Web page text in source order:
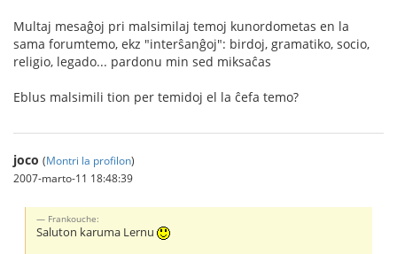
Multaj mesaĝoj pri malsimilaj temoj kunordometas en la
sama forumtemo, ekz "interŝanĝoj": birdoj, gramatiko, socio,
religio, legado... pardonu min sed miksaĉas
Eblus malsimili tion per temidoj el la ĉefa temo?
joco (Montri la profilon)
2007-marto-11 18:48:39
Frankouche:
Saluton karuma Lernu